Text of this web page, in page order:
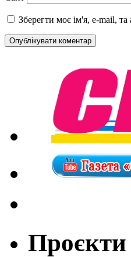
Зберегти моє ім'я, e-mail,
Проєкти